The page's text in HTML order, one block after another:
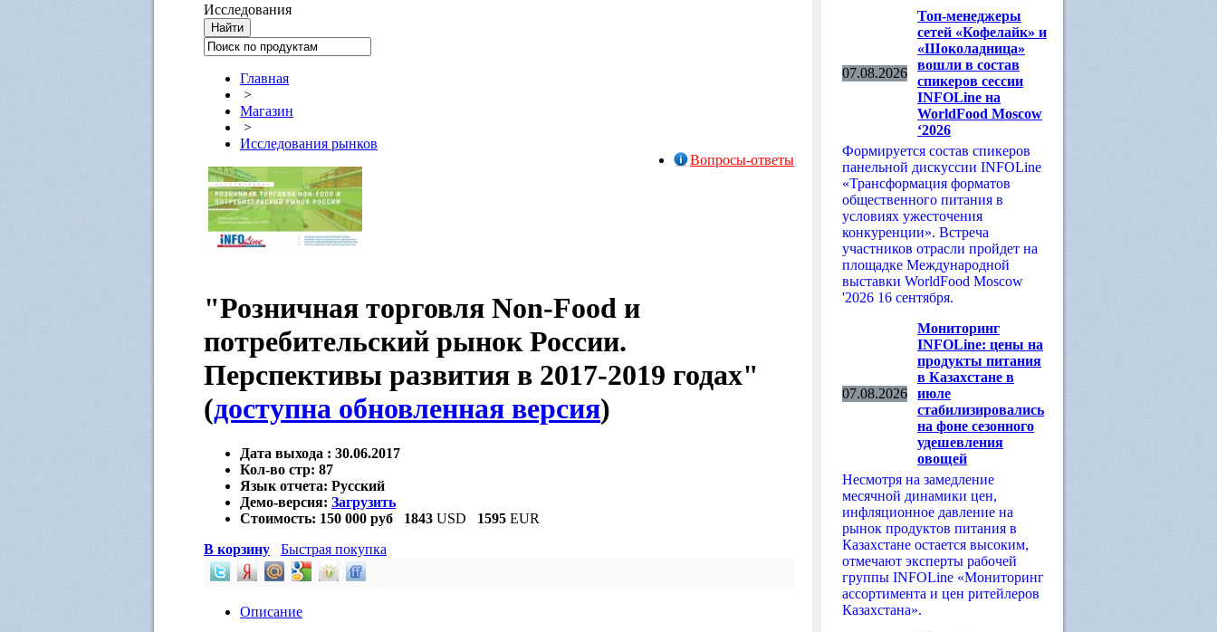
Исследования
Главная
>
Магазин
>
Исследования рынков
Вопросы-ответы
"Розничная торговля Non-Food и
потребительский рынок России.
Перспективы развития в 2017-2019 годах"
(доступна обновленная версия)
Дата выхода : 30.06.2017
Кол-во стр: 87
Язык отчета: Русский
Демо-версия: Загрузить
Стоимость: 150 000 руб 1843 USD 1595 EUR
В корзину
Быстрая покупка
Описание
07.08.2026
Топ-менеджеры
сетей «Кофелайк» и
«Шоколадница»
вошли в состав
спикеров сессии
INFOLine на
WorldFood Moscow
‘2026
Формируется состав спикеров
панельной дискуссии INFOLine
«Трансформация форматов
общественного питания в
условиях ужесточения
конкуренции». Встреча
участников отрасли пройдет на
площадке Международной
выставки WorldFood Moscow
'2026 16 сентября.
07.08.2026
Мониторинг
INFOLine: цены на
продукты питания
в Казахстане в
июле
стабилизировались
на фоне сезонного
удешевления
овощей
Несмотря на замедление
месячной динамики цен,
инфляционное давление на
рынок продуктов питания в
Казахстане остается высоким,
отмечают эксперты рабочей
группы INFOLine «Мониторинг
ассортимента и цен ритейлеров
Казахстана».